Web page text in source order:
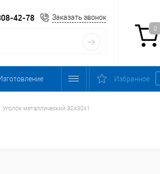
42-78 Заказать звонок
0
Избранное
Уголок металлический 30х30х1